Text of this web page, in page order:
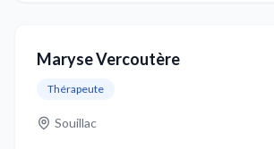
Maryse Vercoutère
Thérapeute
Souillac